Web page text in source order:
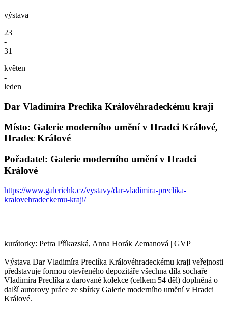
výstava
23
-
31
květen
-
leden
Dar Vladimíra Preclíka Královéhradeckému kraji
Místo: Galerie moderního umění v Hradci Králové,
Hradec Králové
Pořadatel: Galerie moderního umění v Hradci
Králové
https://www.galeriehk.cz/vystavy/dar-vladimira-preclika-
kralovehradeckemu-kraji/
kurátorky: Petra Příkazská, Anna Horák Zemanová | GVP
Výstava Dar Vladimíra Preclíka Královéhradeckému kraji veřejnosti
představuje formou otevřeného depozitáře všechna díla sochaře
Vladimíra Preclíka z darované kolekce (celkem 54 děl) doplněná o
další autorovy práce ze sbírky Galerie moderního umění v Hradci
Králové.